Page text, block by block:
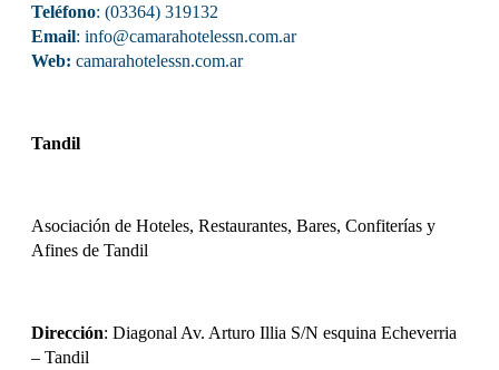
Teléfono: (03364) 319132
Email: info@camarahotelessn.com.ar
Web: camarahotelessn.com.ar
Tandil
Asociación de Hoteles, Restaurantes, Bares, Confiterías y
Afines de Tandil
Dirección: Diagonal Av. Arturo Illia S/N esquina Echeverria
– Tandil